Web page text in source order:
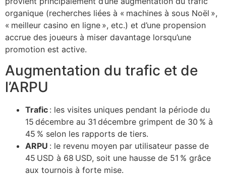
organique (recherches liées à « machines à sous Noël »,
« meilleur casino en ligne », etc.) et d’une propension
accrue des joueurs à miser davantage lorsqu’une
promotion est active.
Augmentation du trafic et de
l’ARPU
Trafic : les visites uniques pendant la période du
15 décembre au 31 décembre grimpent de 30 % à
45 % selon les rapports de tiers.
ARPU : le revenu moyen par utilisateur passe de
45 USD à 68 USD, soit une hausse de 51 % grâce
aux tournois à forte mise.